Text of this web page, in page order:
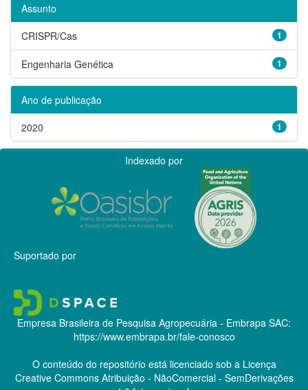
Assunto
1
CRISPR/Cas
1
Engenharia Genética
Ano de publicação
1
2020
Indexado por
Suportado por
Empresa Brasileira de Pesquisa Agropecuária - Embrapa SAC:
https://www.embrapa.br/fale-conosco
O conteúdo do repositório está licenciado sob a Licença
Creative CommonsAtribuição - NãoComercial - SemDerivações